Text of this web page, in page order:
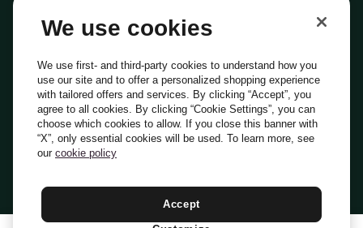
Everli Shoppers
About Us
Everli News
Domande frequenti
Lavora con noi
Diventa Shopper
Investitori
PrivacyCookiePreferenze Cookie
Termini e CondizioniCodice Etico
Indirizzo PEC: everli@pec.it - indirizzo DPO: dpo@everli.com
Italiano
We use cookies
We use first- and third-party cookies to understand how you
use our site and to offer a personalized shopping experience
with tailored offers and services. By clicking “Accept”, you
agree to all cookies. By clicking “Cookie Settings”, you can
choose which cookies to allow. If you close this banner with
“X”, only essential cookies will be used. To learn more, see
our cookie policy
Accept